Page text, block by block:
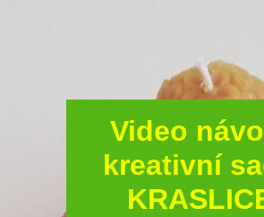
Video
kreativní